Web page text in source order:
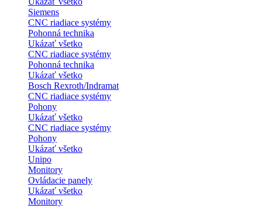
Siemens
CNC riadiace systémy
Pohonná technika
Ukázať všetko
CNC riadiace systémy
Pohonná technika
Ukázať všetko
Bosch Rexroth/Indramat
CNC riadiace systémy
Pohony
Ukázať všetko
CNC riadiace systémy
Pohony
Ukázať všetko
Unipo
Monitory
Ovládacie panely
Ukázať všetko
Monitory